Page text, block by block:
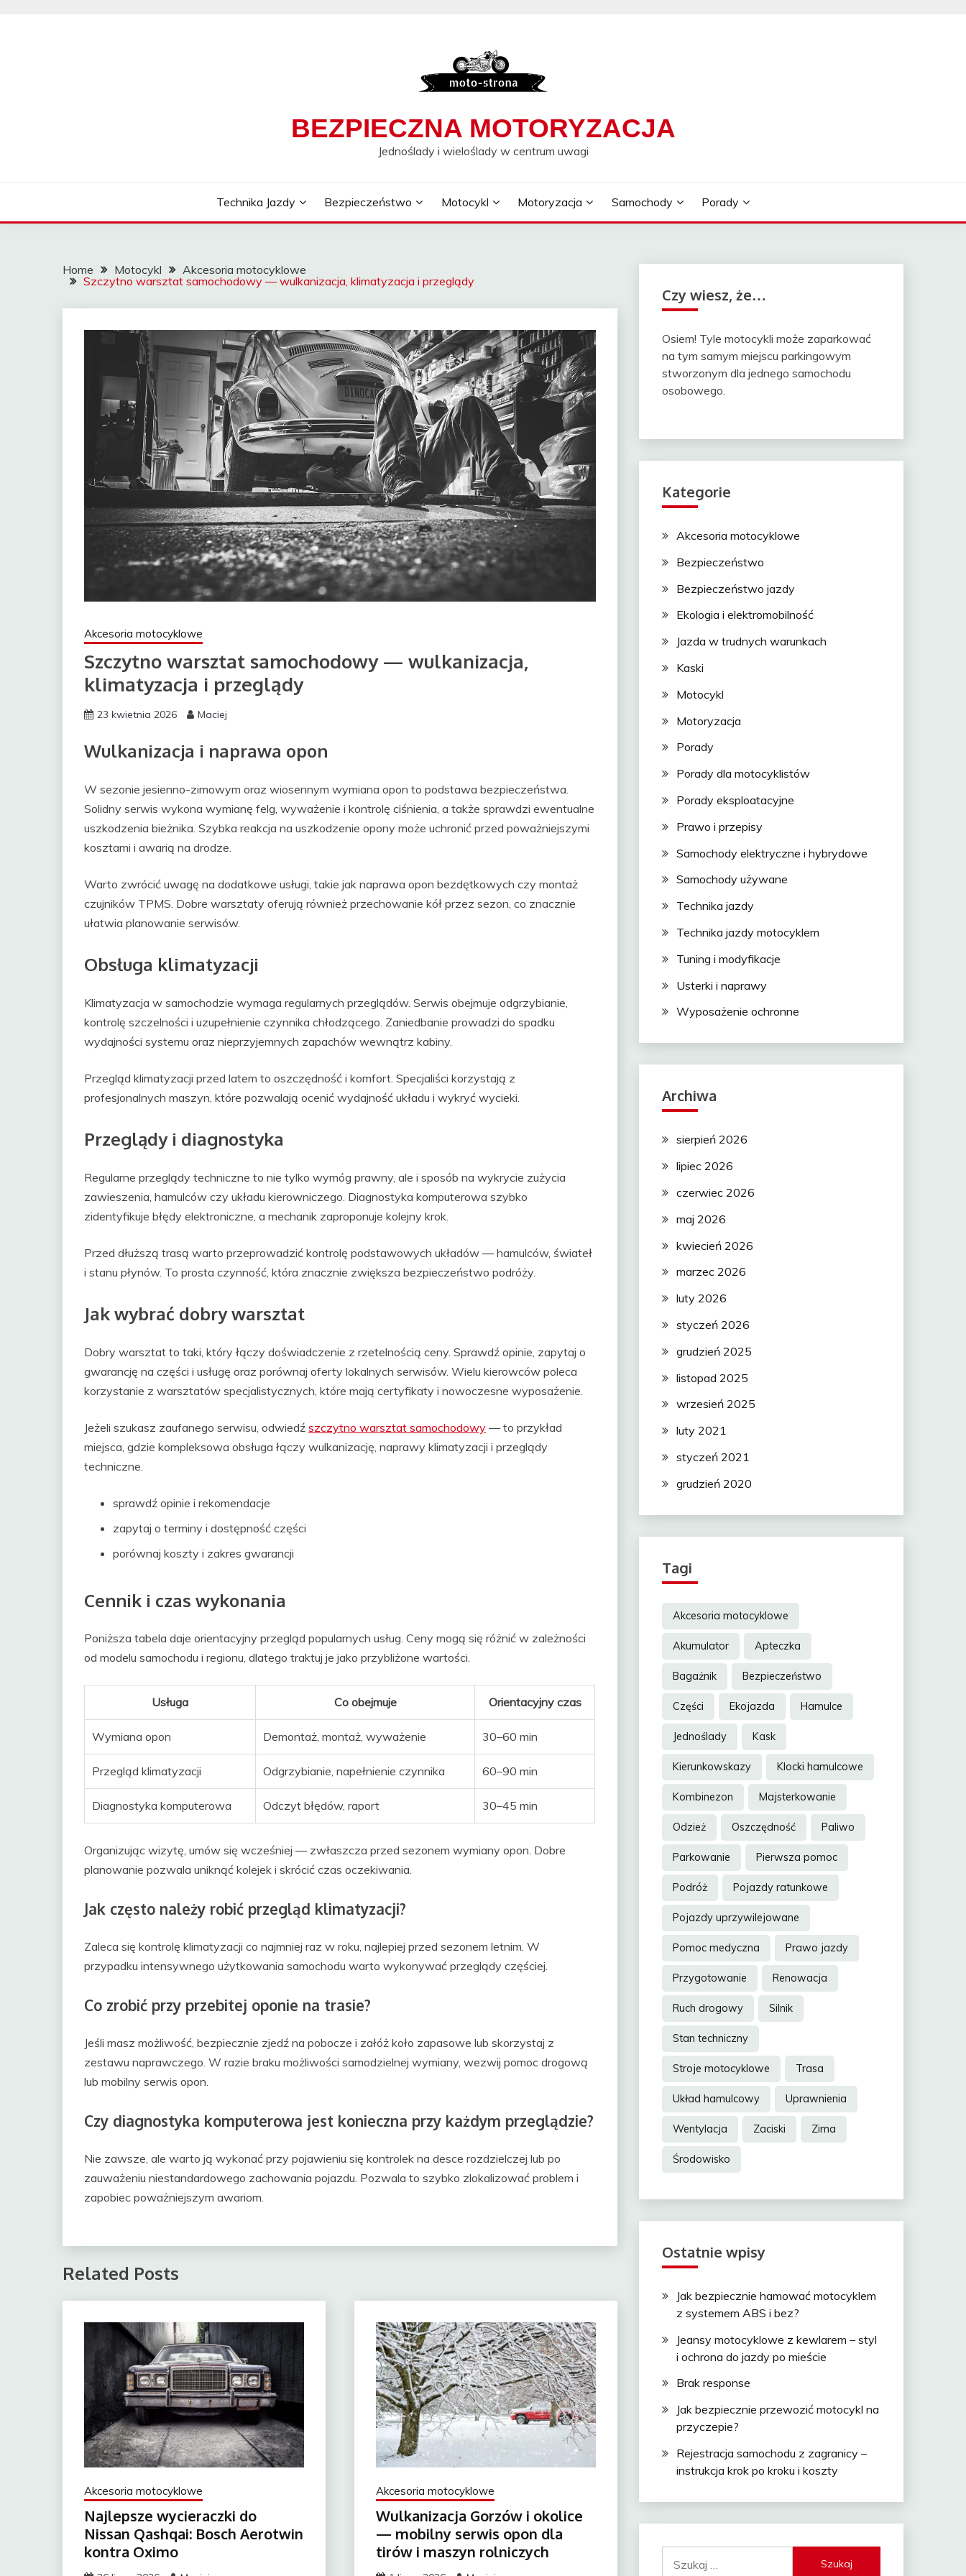
BEZPIECZNA MOTORYZACJA
Jednoślady i wieloślady w centrum uwagi
Technika Jazdy Bezpieczeństwo Motocykl Motoryzacja Samochody Porady
Home Motocykl
Akcesoria motocyklowe
Szczytno warsztat samochodowy — wulkanizacja, klimatyzacja i przeglądy
Akcesoria motocyklowe
Szczytno warsztat samochodowy — wulkanizacja,
klimatyzacja i przeglądy
23 kwietnia 2026 Maciej
Wulkanizacja i naprawa opon
W sezonie jesienno-zimowym oraz wiosennym wymiana opon to podstawa bezpieczeństwa.
Solidny serwis wykona wymianę felg, wyważenie i kontrolę ciśnienia, a także sprawdzi ewentualne
uszkodzenia bieżnika. Szybka reakcja na uszkodzenie opony może uchronić przed poważniejszymi
kosztami i awarią na drodze.
Warto zwrócić uwagę na dodatkowe usługi, takie jak naprawa opon bezdętkowych czy montaż
czujników TPMS. Dobre warsztaty oferują również przechowanie kół przez sezon, co znacznie
ułatwia planowanie serwisów.
Obsługa klimatyzacji
Klimatyzacja w samochodzie wymaga regularnych przeglądów. Serwis obejmuje odgrzybianie,
kontrolę szczelności i uzupełnienie czynnika chłodzącego. Zaniedbanie prowadzi do spadku
wydajności systemu oraz nieprzyjemnych zapachów wewnątrz kabiny.
Przegląd klimatyzacji przed latem to oszczędność i komfort. Specjaliści korzystają z
profesjonalnych maszyn, które pozwalają ocenić wydajność układu i wykryć wycieki.
Przeglądy i diagnostyka
Regularne przeglądy techniczne to nie tylko wymóg prawny, ale i sposób na wykrycie zużycia
zawieszenia, hamulców czy układu kierowniczego. Diagnostyka komputerowa szybko
zidentyfikuje błędy elektroniczne, a mechanik zaproponuje kolejny krok.
Przed dłuższą trasą warto przeprowadzić kontrolę podstawowych układów — hamulców, świateł
i stanu płynów. To prosta czynność, która znacznie zwiększa bezpieczeństwo podróży.
Jak wybrać dobry warsztat
Dobry warsztat to taki, który łączy doświadczenie z rzetelnością ceny. Sprawdź opinie, zapytaj o
gwarancję na części i usługę oraz porównaj oferty lokalnych serwisów. Wielu kierowców poleca
korzystanie z warsztatów specjalistycznych, które mają certyfikaty i nowoczesne wyposażenie.
Jeżeli szukasz zaufanego serwisu, odwiedź szczytno warsztat samochodowy — to przykład
miejsca, gdzie kompleksowa obsługa łączy wulkanizację, naprawy klimatyzacji i przeglądy
techniczne.
sprawdź opinie i rekomendacje
zapytaj o terminy i dostępność części
porównaj koszty i zakres gwarancji
Cennik i czas wykonania
Poniższa tabela daje orientacyjny przegląd popularnych usług. Ceny mogą się różnić w zależności
od modelu samochodu i regionu, dlatego traktuj je jako przybliżone wartości.
Usługa Co obejmuje Orientacyjny czas
Wymiana opon Demontaż, montaż, wyważenie 30–60 min
Przegląd klimatyzacji Odgrzybianie, napełnienie czynnika 60–90 min
Diagnostyka komputerowa Odczyt błędów, raport 30–45 min
Organizując wizytę, umów się wcześniej — zwłaszcza przed sezonem wymiany opon. Dobre
planowanie pozwala uniknąć kolejek i skrócić czas oczekiwania.
Jak często należy robić przegląd klimatyzacji?
Zaleca się kontrolę klimatyzacji co najmniej raz w roku, najlepiej przed sezonem letnim. W
przypadku intensywnego użytkowania samochodu warto wykonywać przeglądy częściej.
Co zrobić przy przebitej oponie na trasie?
Jeśli masz możliwość, bezpiecznie zjedź na pobocze i załóż koło zapasowe lub skorzystaj z
zestawu naprawczego. W razie braku możliwości samodzielnej wymiany, wezwij pomoc drogową
lub mobilny serwis opon.
Czy diagnostyka komputerowa jest konieczna przy każdym przeglądzie?
Nie zawsze, ale warto ją wykonać przy pojawieniu się kontrolek na desce rozdzielczej lub po
zauważeniu niestandardowego zachowania pojazdu. Pozwala to szybko zlokalizować problem i
zapobiec poważniejszym awariom.
Related Posts
Akcesoria motocyklowe
Najlepsze wycieraczki do
Nissan Qashqai: Bosch Aerotwin
kontra Oximo
Akcesoria motocyklowe
Wulkanizacja Gorzów i okolice
— mobilny serwis opon dla
tirów i maszyn rolniczych
Czy wiesz, że…
Osiem! Tyle motocykli może zaparkować
na tym samym miejscu parkingowym
stworzonym dla jednego samochodu
osobowego.
Kategorie
Akcesoria motocyklowe
Bezpieczeństwo
Bezpieczeństwo jazdy
Ekologia i elektromobilność
Jazda w trudnych warunkach
Kaski
Motocykl
Motoryzacja
Porady
Porady dla motocyklistów
Porady eksploatacyjne
Prawo i przepisy
Samochody elektryczne i hybrydowe
Samochody używane
Technika jazdy
Technika jazdy motocyklem
Tuning i modyfikacje
Usterki i naprawy
Wyposażenie ochronne
Archiwa
sierpień 2026
lipiec 2026
czerwiec 2026
maj 2026
kwiecień 2026
marzec 2026
luty 2026
styczeń 2026
grudzień 2025
listopad 2025
wrzesień 2025
luty 2021
styczeń 2021
grudzień 2020
Tagi
Akcesoria motocyklowe
Akumulator Apteczka
Bagażnik Bezpieczeństwo
Części Ekojazda Hamulce
Jednoślady Kask
Kierunkowskazy Klocki hamulcowe
Kombinezon Majsterkowanie
Odzież Oszczędność Paliwo
Parkowanie Pierwsza pomoc
Podróż Pojazdy ratunkowe
Pojazdy uprzywilejowane
Pomoc medyczna Prawo jazdy
Przygotowanie Renowacja
Ruch drogowy Silnik
Stan techniczny
Stroje motocyklowe Trasa
Układ hamulcowy Uprawnienia
Wentylacja Zaciski Zima
Środowisko
Ostatnie wpisy
Jak bezpiecznie hamować motocyklem
z systemem ABS i bez?
Jeansy motocyklowe z kewlarem – styl
i ochrona do jazdy po mieście
Brak response
Jak bezpiecznie przewozić motocykl na
przyczepie?
Rejestracja samochodu z zagranicy –
instrukcja krok po kroku i koszty